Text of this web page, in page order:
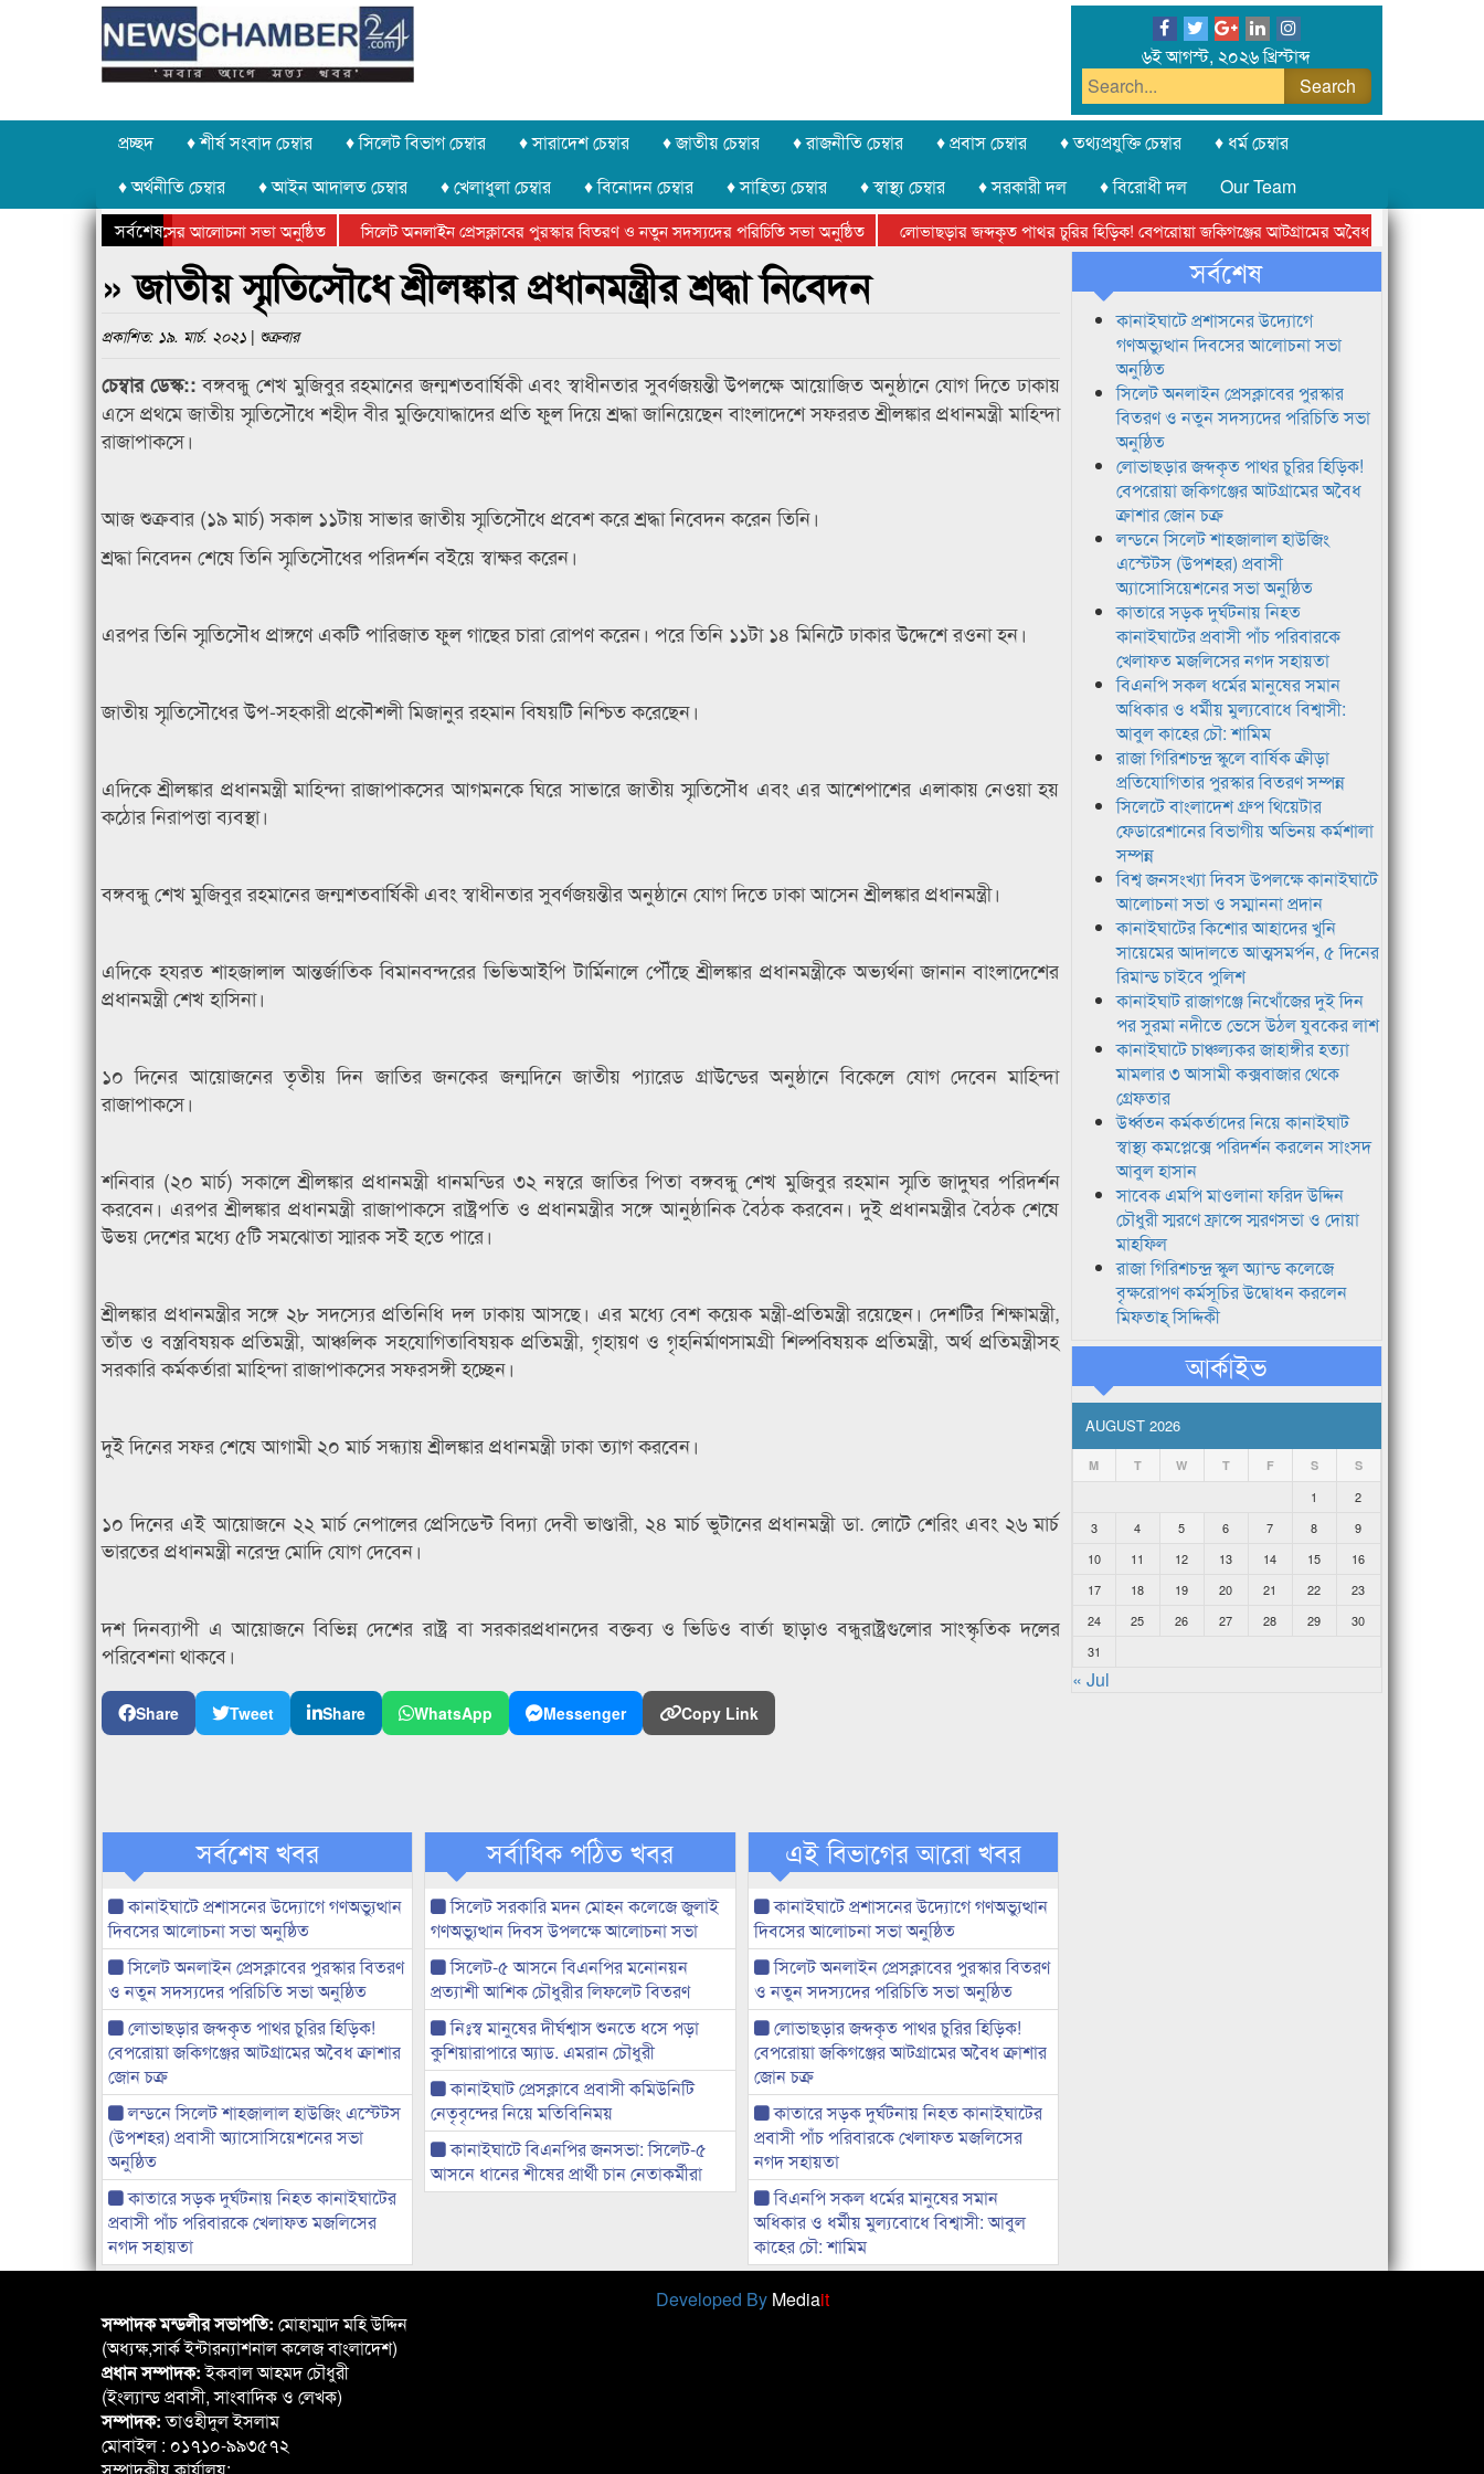
৬ই আগস্ট, ২০২৬ খ্রিস্টাব্দ
প্রচ্ছদ ♦ শীর্ষ সংবাদ চেম্বার ♦ সিলেট বিভাগ চেম্বার ♦ সারাদেশ চেম্বার ♦ জাতীয় চেম্বার ♦ রাজনীতি চেম্বার ♦ প্রবাস চেম্বার ♦ তথ্যপ্রযুক্তি চেম্বার
♦ ধর্ম চেম্বার
♦ অর্থনীতি চেম্বার
♦ আইন আদালত চেম্বার ♦ খেলাধুলা চেম্বার ♦ বিনোদন চেম্বার ♦ সাহিত্য চেম্বার ♦ স্বাস্থ্য চেম্বার ♦ সরকারী দল ♦ বিরোধী দল
Our Team
সর্বশেষ
গণঅভ্যুত্থান দিবসের আলোচনা সভা অনুষ্ঠিত সিলেট অনলাইন প্রেসক্লাবের পুরস্কার বিতরণ ও নতুন সদস্যদের পরিচিতি সভা অনুষ্ঠিত লোভাছড়ার জব্দকৃত পাথর চুরির হিড়িক! বেপরোয়া জকিগঞ্জের আটগ্রামের অবৈধ ক্রাশার জোন চক্র
কানাইঘাটে আলোচনা সভা ও সম্মাননা প্রদান
কানাইঘাটের কিশোর আহাদের খুনি সায়েমের আদালতে আত্মসমর্পন, ৫ দিনের রিমান্ড চাইবে পুলিশ
» জাতীয় স্মৃতিসৌধে শ্রীলঙ্কার প্রধানমন্ত্রীর শ্রদ্ধা নিবেদন
প্রকাশিত: ১৯. মার্চ. ২০২১ | শুক্রবার
চেম্বার ডেস্ক::বঙ্গবন্ধু শেখ মুজিবুর রহমানের জন্মশতবার্ষিকী এবং স্বাধীনতার সুবর্ণজয়ন্তী উপলক্ষে আয়োজিত অনুষ্ঠানে যোগ দিতে ঢাকায়
এসে প্রথমে জাতীয় স্মৃতিসৌধে শহীদ বীর মুক্তিযোদ্ধাদের প্রতি ফুল দিয়ে শ্রদ্ধা জানিয়েছেন বাংলাদেশে সফররত শ্রীলঙ্কার প্রধানমন্ত্রী মাহিন্দা
রাজাপাকসে।
আজ শুক্রবার (১৯ মার্চ) সকাল ১১টায় সাভার জাতীয় স্মৃতিসৌধে প্রবেশ করে শ্রদ্ধা নিবেদন করেন তিনি।
শ্রদ্ধা নিবেদন শেষে তিনি স্মৃতিসৌধের পরিদর্শন বইয়ে স্বাক্ষর করেন।
এরপর তিনি স্মৃতিসৌধ প্রাঙ্গণে একটি পারিজাত ফুল গাছের চারা রোপণ করেন। পরে তিনি ১১টা ১৪ মিনিটে ঢাকার উদ্দেশে রওনা হন।
জাতীয় স্মৃতিসৌধের উপ-সহকারী প্রকৌশলী মিজানুর রহমান বিষয়টি নিশ্চিত করেছেন।
এদিকে শ্রীলঙ্কার প্রধানমন্ত্রী মাহিন্দা রাজাপাকসের আগমনকে ঘিরে সাভারে জাতীয় স্মৃতিসৌধ এবং এর আশেপাশের এলাকায় নেওয়া হয়
কঠোর নিরাপত্তা ব্যবস্থা।
বঙ্গবন্ধু শেখ মুজিবুর রহমানের জন্মশতবার্ষিকী এবং স্বাধীনতার সুবর্ণজয়ন্তীর অনুষ্ঠানে যোগ দিতে ঢাকা আসেন শ্রীলঙ্কার প্রধানমন্ত্রী।
এদিকে হযরত শাহজালাল আন্তর্জাতিক বিমানবন্দরের ভিভিআইপি টার্মিনালে পৌঁছে শ্রীলঙ্কার প্রধানমন্ত্রীকে অভ্যর্থনা জানান বাংলাদেশের
প্রধানমন্ত্রী শেখ হাসিনা।
১০ দিনের আয়োজনের তৃতীয় দিন জাতির জনকের জন্মদিনে জাতীয় প্যারেড গ্রাউন্ডের অনুষ্ঠানে বিকেলে যোগ দেবেন মাহিন্দা
রাজাপাকসে।
শনিবার (২০ মার্চ) সকালে শ্রীলঙ্কার প্রধানমন্ত্রী ধানমন্ডির ৩২ নম্বরে জাতির পিতা বঙ্গবন্ধু শেখ মুজিবুর রহমান স্মৃতি জাদুঘর পরিদর্শন
করবেন। এরপর শ্রীলঙ্কার প্রধানমন্ত্রী রাজাপাকসে রাষ্ট্রপতি ও প্রধানমন্ত্রীর সঙ্গে আনুষ্ঠানিক বৈঠক করবেন। দুই প্রধানমন্ত্রীর বৈঠক শেষে
উভয় দেশের মধ্যে ৫টি সমঝোতা স্মারক সই হতে পারে।
শ্রীলঙ্কার প্রধানমন্ত্রীর সঙ্গে ২৮ সদস্যের প্রতিনিধি দল ঢাকায় আসছে। এর মধ্যে বেশ কয়েক মন্ত্রী-প্রতিমন্ত্রী রয়েছেন। দেশটির শিক্ষামন্ত্রী,
তাঁত ও বস্ত্রবিষয়ক প্রতিমন্ত্রী, আঞ্চলিক সহযোগিতাবিষয়ক প্রতিমন্ত্রী, গৃহায়ণ ও গৃহনির্মাণসামগ্রী শিল্পবিষয়ক প্রতিমন্ত্রী, অর্থ প্রতিমন্ত্রীসহ
সরকারি কর্মকর্তারা মাহিন্দা রাজাপাকসের সফরসঙ্গী হচ্ছেন।
দুই দিনের সফর শেষে আগামী ২০ মার্চ সন্ধ্যায় শ্রীলঙ্কার প্রধানমন্ত্রী ঢাকা ত্যাগ করবেন।
১০ দিনের এই আয়োজনে ২২ মার্চ নেপালের প্রেসিডেন্ট বিদ্যা দেবী ভাণ্ডারী, ২৪ মার্চ ভুটানের প্রধানমন্ত্রী ডা. লোটে শেরিং এবং ২৬ মার্চ
ভারতের প্রধানমন্ত্রী নরেন্দ্র মোদি যোগ দেবেন।
দশ দিনব্যাপী এ আয়োজনে বিভিন্ন দেশের রাষ্ট্র বা সরকারপ্রধানদের বক্তব্য ও ভিডিও বার্তা ছাড়াও বন্ধুরাষ্ট্রগুলোর সাংস্কৃতিক দলের
পরিবেশনা থাকবে।
Share Tweet Share WhatsApp Messenger Copy Link
সর্বশেষ খবর
কানাইঘাটে প্রশাসনের উদ্যোগে গণঅভ্যুত্থান
দিবসের আলোচনা সভা অনুষ্ঠিত
সিলেট অনলাইন প্রেসক্লাবের পুরস্কার বিতরণ
ও নতুন সদস্যদের পরিচিতি সভা অনুষ্ঠিত
লোভাছড়ার জব্দকৃত পাথর চুরির হিড়িক!
বেপরোয়া জকিগঞ্জের আটগ্রামের অবৈধ ক্রাশার
জোন চক্র
লন্ডনে সিলেট শাহজালাল হাউজিং এস্টেটস
(উপশহর) প্রবাসী অ্যাসোসিয়েশনের সভা
অনুষ্ঠিত
কাতারে সড়ক দুর্ঘটনায় নিহত কানাইঘাটের
প্রবাসী পাঁচ পরিবারকে খেলাফত মজলিসের
নগদ সহায়তা
সর্বাধিক পঠিত খবর
সিলেট সরকারি মদন মোহন কলেজে জুলাই
গণঅভ্যুত্থান দিবস উপলক্ষে আলোচনা সভা
সিলেট-৫ আসনে বিএনপির মনোনয়ন
প্রত্যাশী আশিক চৌধুরীর লিফলেট বিতরণ
নিঃস্ব মানুষের দীর্ঘশ্বাস শুনতে ধসে পড়া
কুশিয়ারাপারে অ্যাড. এমরান চৌধুরী
কানাইঘাট প্রেসক্লাবে প্রবাসী কমিউনিটি
নেতৃবৃন্দের নিয়ে মতিবিনিময়
কানাইঘাটে বিএনপির জনসভা: সিলেট-৫
আসনে ধানের শীষের প্রার্থী চান নেতাকর্মীরা
এই বিভাগের আরো খবর
কানাইঘাটে প্রশাসনের উদ্যোগে গণঅভ্যুত্থান
দিবসের আলোচনা সভা অনুষ্ঠিত
সিলেট অনলাইন প্রেসক্লাবের পুরস্কার বিতরণ
ও নতুন সদস্যদের পরিচিতি সভা অনুষ্ঠিত
লোভাছড়ার জব্দকৃত পাথর চুরির হিড়িক!
বেপরোয়া জকিগঞ্জের আটগ্রামের অবৈধ ক্রাশার
জোন চক্র
কাতারে সড়ক দুর্ঘটনায় নিহত কানাইঘাটের
প্রবাসী পাঁচ পরিবারকে খেলাফত মজলিসের
নগদ সহায়তা
বিএনপি সকল ধর্মের মানুষের সমান
অধিকার ও ধর্মীয় মুল্যবোধে বিশ্বাসী: আবুল
কাহের চৌ: শামিম
সর্বশেষ
কানাইঘাটে প্রশাসনের উদ্যোগে
গণঅভ্যুত্থান দিবসের আলোচনা সভা
অনুষ্ঠিত
সিলেট অনলাইন প্রেসক্লাবের পুরস্কার
বিতরণ ও নতুন সদস্যদের পরিচিতি সভা
অনুষ্ঠিত
লোভাছড়ার জব্দকৃত পাথর চুরির হিড়িক!
বেপরোয়া জকিগঞ্জের আটগ্রামের অবৈধ
ক্রাশার জোন চক্র
লন্ডনে সিলেট শাহজালাল হাউজিং
এস্টেটস (উপশহর) প্রবাসী
অ্যাসোসিয়েশনের সভা অনুষ্ঠিত
কাতারে সড়ক দুর্ঘটনায় নিহত
কানাইঘাটের প্রবাসী পাঁচ পরিবারকে
খেলাফত মজলিসের নগদ সহায়তা
বিএনপি সকল ধর্মের মানুষের সমান
অধিকার ও ধর্মীয় মুল্যবোধে বিশ্বাসী:
আবুল কাহের চৌ: শামিম
রাজা গিরিশচন্দ্র স্কুলে বার্ষিক ক্রীড়া
প্রতিযোগিতার পুরস্কার বিতরণ সম্পন্ন
সিলেটে বাংলাদেশ গ্রুপ থিয়েটার
ফেডারেশানের বিভাগীয় অভিনয় কর্মশালা
সম্পন্ন
বিশ্ব জনসংখ্যা দিবস উপলক্ষে কানাইঘাটে
আলোচনা সভা ও সম্মাননা প্রদান
কানাইঘাটের কিশোর আহাদের খুনি
সায়েমের আদালতে আত্মসমর্পন, ৫ দিনের
রিমান্ড চাইবে পুলিশ
কানাইঘাট রাজাগঞ্জে নিখোঁজের দুই দিন
পর সুরমা নদীতে ভেসে উঠল যুবকের লাশ
কানাইঘাটে চাঞ্চল্যকর জাহাঙ্গীর হত্যা
মামলার ৩ আসামী কক্সবাজার থেকে
গ্রেফতার
উর্ধ্বতন কর্মকর্তাদের নিয়ে কানাইঘাট
স্বাস্থ্য কমপ্লেক্সে পরিদর্শন করলেন সাংসদ
আবুল হাসান
সাবেক এমপি মাওলানা ফরিদ উদ্দিন
চৌধুরী স্মরণে ফ্রান্সে স্মরণসভা ও দোয়া
মাহফিল
রাজা গিরিশচন্দ্র স্কুল অ্যান্ড কলেজে
বৃক্ষরোপণ কর্মসূচির উদ্বোধন করলেন
মিফতাহ্ সিদ্দিকী
আর্কাইভ
AUGUST 2026
M T W T F S S
1
2
3
4 5 6 7 8
9
10
11 12 13 14 15
16
17
18 19 20 21 22
23
24
25 26 27 28 29
30
31
« Jul
Developed By Mediait
সম্পাদক মন্ডলীর সভাপতি: মোহাম্মাদ মহি উদ্দিন
(অধ্যক্ষ,সার্ক ইন্টারন্যাশনাল কলেজ বাংলাদেশ)
প্রধান সম্পাদক:ইকবাল আহমদ চৌধুরী
(ইংল্যান্ড প্রবাসী, সাংবাদিক ও লেখক)
সম্পাদক:তাওহীদুল ইসলাম
মোবাইল : ০১৭১০-৯৯৩৫৭২